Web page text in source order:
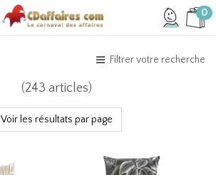
0
Filtrer votre recherche
(243 articles)
Voir les résultats par page